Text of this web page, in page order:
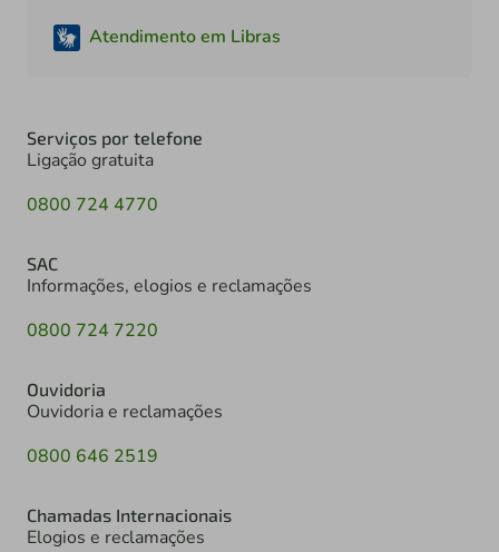
Atendimento em Libras
Serviços por telefone
Ligação gratuita
0800 724 4770
SAC
Informações, elogios e reclamações
0800 724 7220
Ouvidoria
Ouvidoria e reclamações
0800 646 2519
Chamadas Internacionais
Elogios e reclamações